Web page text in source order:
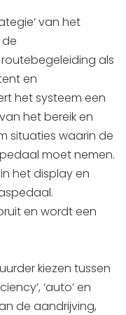
van het
als
en
het systeem een
het bereik en
situaties waarin de
moet nemen.
het display en
en wordt een
kiezen tussen
‘auto’ en
de aandrijving,